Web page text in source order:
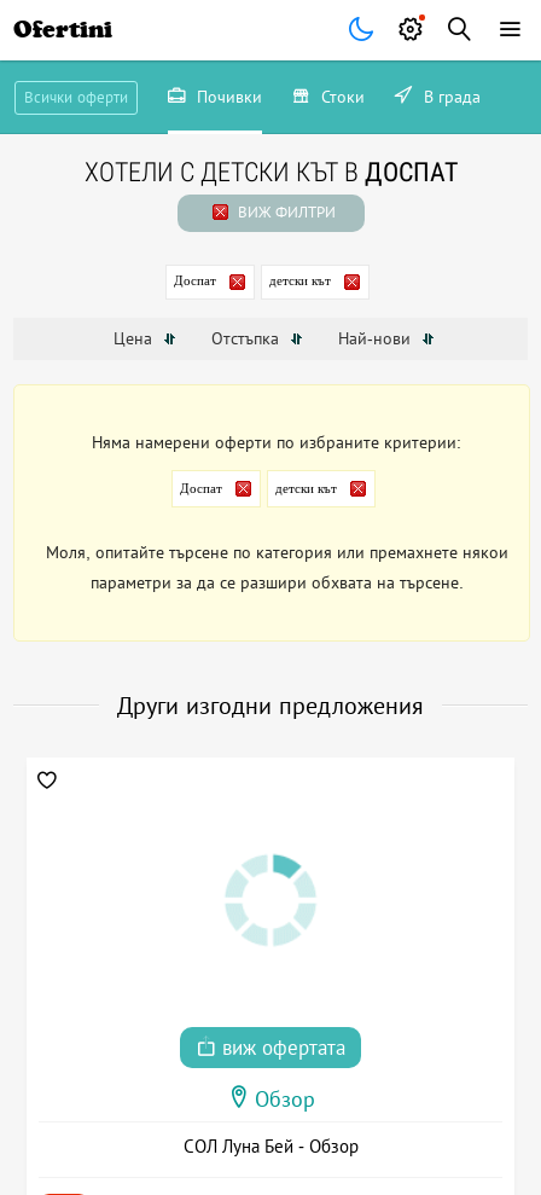
Ofertini
Всички оферти Почивки Стоки В града
ХОТЕЛИ С ДЕТСКИ КЪТ В ДОСПАТ
ВИЖ ФИЛТРИ
Доспат детски кът
Цена Отстъпка Най-нови
Няма намерени оферти по избраните критерии:
Доспат детски кът
Моля, опитайте търсене по категория или премахнете някои
параметри за да се разшири обхвата на търсене.
Други изгодни предложения
виж офертата
Обзор
СОЛ Луна Бей - Обзор